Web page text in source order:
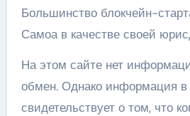
Большинство блокчейн-
Самоа в качестве своей
На этом сайте нет
обмен. Однако информация в
свидетельствует о том, что